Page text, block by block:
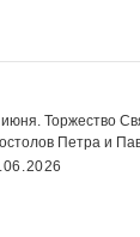
Торжество
Петра и